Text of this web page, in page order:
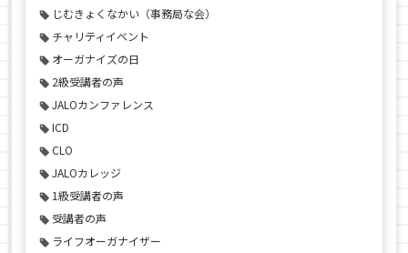
じむきょくなかい（事務局な会）
チャリティイベント
オーガナイズの日
2級受講者の声
JALOカンファレンス
ICD
CLO
JALOカレッジ
1級受講者の声
受講者の声
ライフオーガナイザー